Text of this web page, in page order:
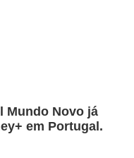
Mundo Novo já
em Portugal.